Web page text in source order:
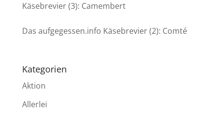
Käsebrevier (3): Camembert
Das aufgegessen.info Käsebrevier (2): Comté
Kategorien
Aktion
Allerlei